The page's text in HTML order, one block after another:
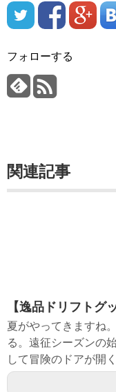
フォローする
関連記事
【逸品ドリフトグ
夏がやってきますね
る。遠征シーズンの
して冒険のドアが開